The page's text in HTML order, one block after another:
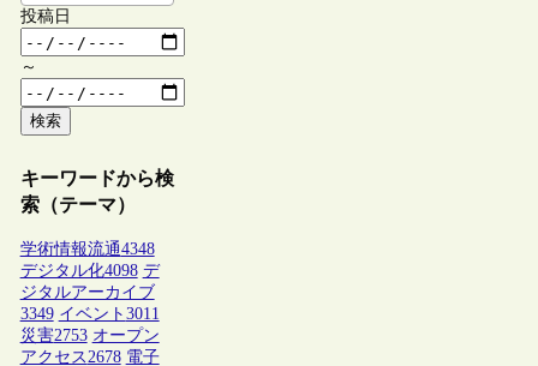
投稿日
～
検索
キーワードから検
索（テーマ）
学術情報流通4348
デジタル化4098 デ
ジタルアーカイブ
3349 イベント 3011
災害2753 オープン
アクセス 2678 電子